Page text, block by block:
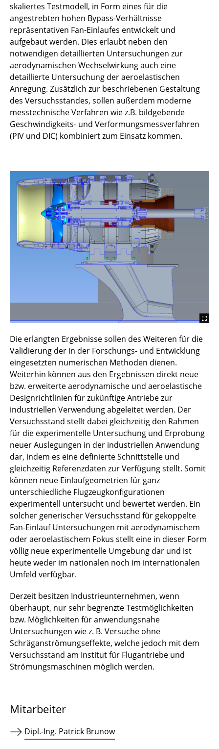
skaliertes Testmodell, in Form eines für die
angestrebten hohen Bypass-Verhältnisse
repräsentativen Fan-Einlaufes entwickelt und
aufgebaut werden. Dies erlaubt neben den
notwendigen detaillierten Untersuchungen zur
aerodynamischen Wechselwirkung auch eine
detaillierte Untersuchung der aeroelastischen
Anregung. Zusätzlich zur beschriebenen Gestaltung
des Versuchsstandes, sollen außerdem moderne
messtechnische Verfahren wie z.B. bildgebende
Geschwindigkeits- und Verformungsmessverfahren
(PIV und DIC) kombiniert zum Einsatz kommen.
Die erlangten Ergebnisse sollen des Weiteren für die
Validierung der in der Forschungs- und Entwicklung
eingesetzten numerischen Methoden dienen.
Weiterhin können aus den Ergebnissen direkt neue
bzw. erweiterte aerodynamische und aeroelastische
Designrichtlinien für zukünftige Antriebe zur
industriellen Verwendung abgeleitet werden. Der
Versuchsstand stellt dabei gleichzeitig den Rahmen
für die experimentelle Untersuchung und Erprobung
neuer Auslegungen in der industriellen Anwendung
dar, indem es eine definierte Schnittstelle und
gleichzeitig Referenzdaten zur Verfügung stellt. Somit
können neue Einlaufgeometrien für ganz
unterschiedliche Flugzeugkonfigurationen
experimentell untersucht und bewertet werden. Ein
solcher generischer Versuchsstand für gekoppelte
Fan-Einlauf Untersuchungen mit aerodynamischem
oder aeroelastischem Fokus stellt eine in dieser Form
völlig neue experimentelle Umgebung dar und ist
heute weder im nationalen noch im internationalen
Umfeld verfügbar.
Derzeit besitzen Industrieunternehmen, wenn
überhaupt, nur sehr begrenzte Testmöglichkeiten
bzw. Möglichkeiten für anwendungsnahe
Untersuchungen wie z. B. Versuche ohne
Schräganströmungs­effekte, welche jedoch mit dem
Versuchsstand am Institut für Flugantriebe und
Strömungsmaschinen möglich werden.
Mitarbeiter
Dipl.-Ing. Patrick Brunow